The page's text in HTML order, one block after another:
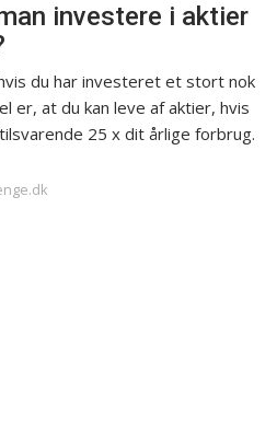
investere i aktier
du har investeret et stort nok
er, at du kan leve af aktier, hvis
25 x dit årlige forbrug.